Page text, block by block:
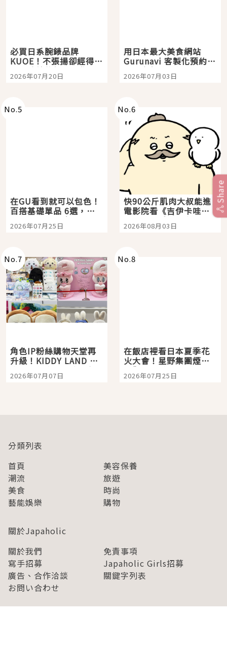
必買日系腕錶品牌
KUOE！不張揚卻經得起
時間洗鍊的經典之作五
選
2026年07月20日
用日本最大美食網站
Gurunavi 客製化預約九
大都市餐廳，打造專屬
美食體驗！
2026年07月03日
No.5
在GU看到就可以包色！
百搭基礎單品 6選，閉
眼全收也不心疼
2026年07月25日
No.6
快90公斤肌肉大叔能進
電影院看《吉伊卡哇》
嗎？日本重金屬樂團
「打首」會長與nagano
2026年08月03日
No.7
角色IP粉絲購物天堂再
升級！KIDDY LAND 原
宿店吉伊卡哇迎客，新
開幕 OMOKADO 店3分
2026年07月07日
No.8
在飯店裡看日本夏季花
火大會！星野集團煙火
景觀飯店6選，讓你不用
人擠人悠閒欣賞
2026年07月25日
Share
分類列表
首頁
美容保養
潮流
旅遊
美食
時尚
藝能娛樂
購物
關於Japaholic
關於我們
免責事項
寫手招募
Japaholic Girls招募
廣告、合作洽談
關鍵字列表
お問い合わせ